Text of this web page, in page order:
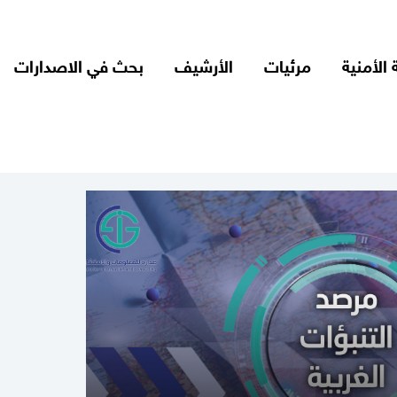
الأمنية مرئيات الأرشيف بحث في الاصدارات